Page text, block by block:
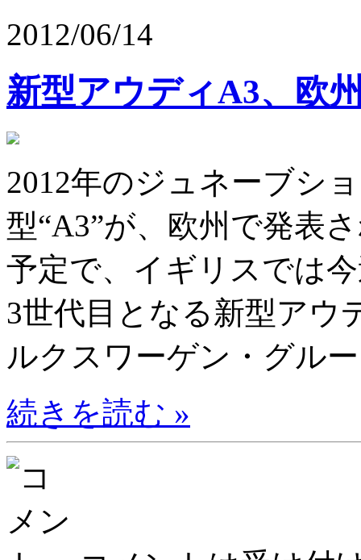
2012/06/14
新型アウディA3、欧
2012年のジュネーブシ
型“A3”が、欧州で発表
予定で、イギリスでは
3世代目となる新型アウ
ルクスワーゲン・グル
続きを読む »